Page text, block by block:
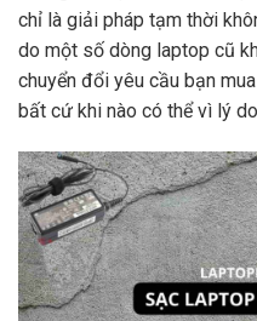
chỉ là giải pháp tạm thời
do một số dòng laptop cũ
chuyển đổi yêu cầu bạn
bất cứ khi nào có thể vì lý